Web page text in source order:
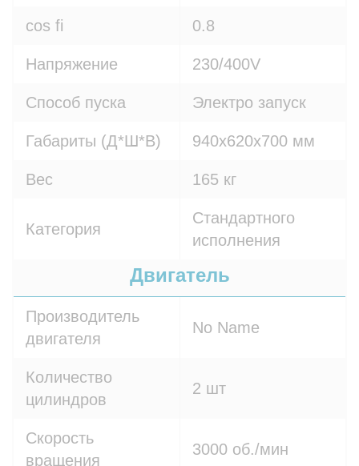
cos fi 0.8
Напряжение 230/400V
Способ пуска Электро запуск
Габариты (Д*Ш*В) 940х620х700 мм
Вес 165 кг
Категория
Стандартного
исполнения
Двигатель
Производитель
двигателя
No Name
Количество
цилиндров
2 шт
Скорость
вращения
3000 об./мин